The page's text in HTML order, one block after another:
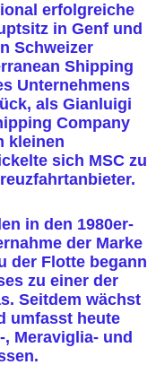
erfolgreiche
in Genf und
Schweizer
Shipping
Unternehmens
als Gianluigi
Company
kleinen
sich MSC zu
in den 1980er-
der Marke
der Flotte begann
zu einer der
Seitdem wächst
umfasst heute
Meraviglia- und